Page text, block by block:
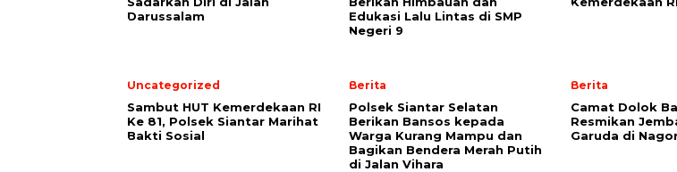
Darussalam
Edukasi Lalu Lintas di SMP
Negeri 9
Uncategorized
Sambut HUT Kemerdekaan RI
Ke 81, Polsek Siantar Marihat
Bakti Sosial
Berita
Polsek Siantar Selatan
Berikan Bansos kepada
Warga Kurang Mampu dan
Bagikan Bendera Merah Putih
di Jalan Vihara
Berita
Camat Dolok
Resmikan
Garuda di